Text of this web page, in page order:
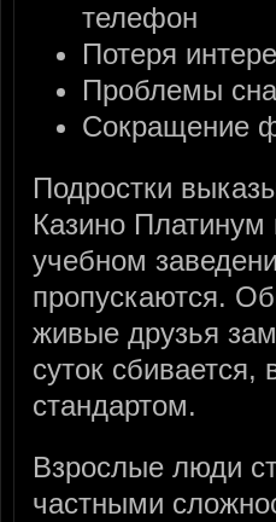
телефон
Потеря
Проблемы сна
Сокращение
Подростки
Казино Платинум
учебном
пропускаются.
живые друзья
суток сбивается,
стандартом.
Взрослые люди
частными